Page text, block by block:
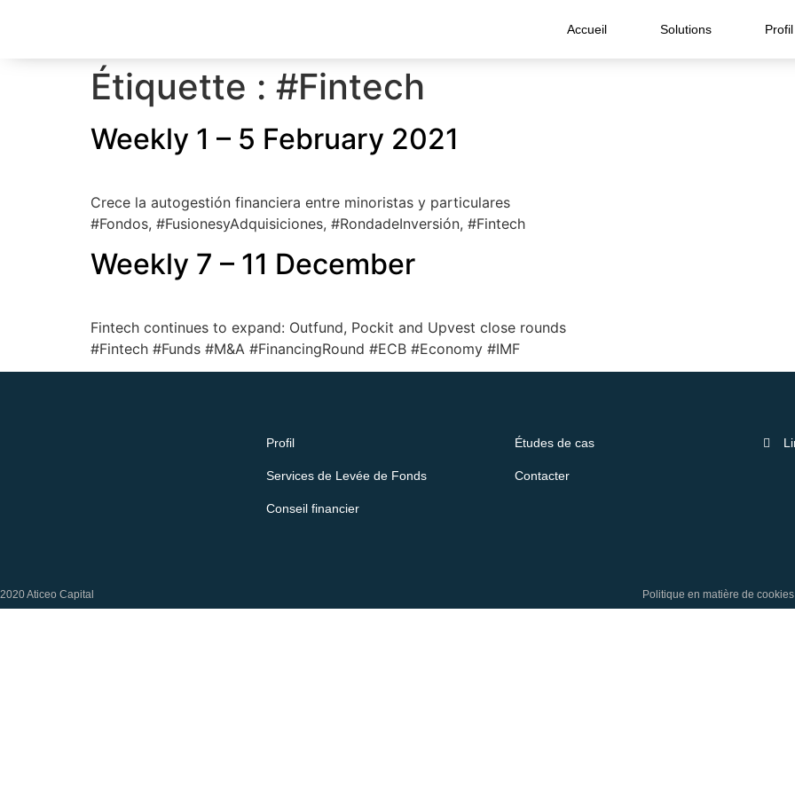
Accueil Solutions Profil
Étiquette : #Fintech
Weekly 1 – 5 February 2021
Crece la autogestión financiera entre minoristas y particulares
#Fondos, #FusionesyAdquisiciones, #RondadeInversión, #Fintech
Weekly 7 – 11 December
Fintech continues to expand: Outfund, Pockit and Upvest close rounds
#Fintech #Funds #M&A #FinancingRound #ECB #Economy #IMF
Profil
Services de Levée de Fonds
Conseil financier
Études de cas
Contacter
2020 Aticeo Capital Politique en matière de cookies